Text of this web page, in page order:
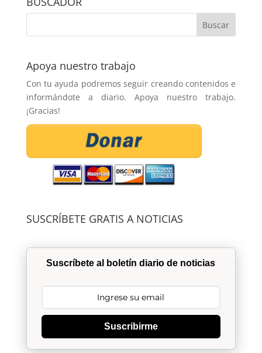
Apoya nuestro trabajo
Con tu ayuda podremos seguir creando contenidos e
informándote a diario. Apoya nuestro trabajo.
¡Gracias!
SUSCRÍBETE GRATIS A NOTICIAS
Suscríbete al boletín diario de noticias
Suscribirme